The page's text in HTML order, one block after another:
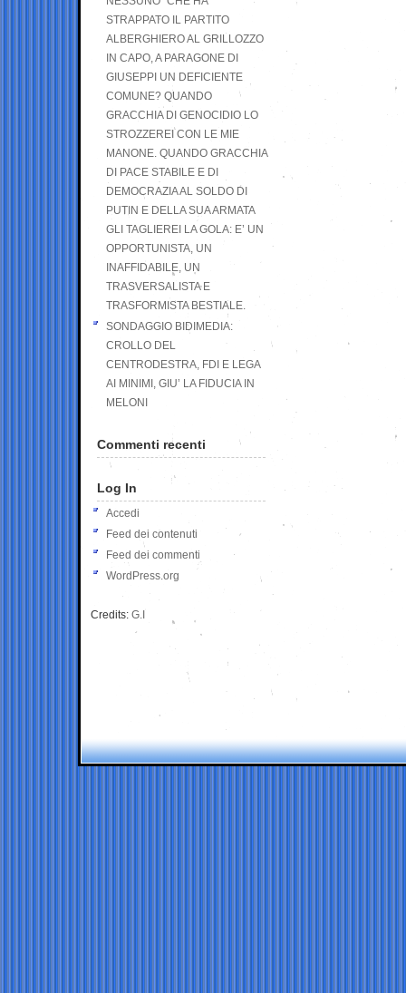
STRAPPATO IL PARTITO
ALBERGHIERO AL GRILLOZZO
IN CAPO, A PARAGONE DI
GIUSEPPI UN DEFICIENTE
COMUNE? QUANDO
GRACCHIA DI GENOCIDIO LO
STROZZEREI CON LE MIE
MANONE. QUANDO GRACCHIA
DI PACE STABILE E DI
DEMOCRAZIA AL SOLDO DI
PUTIN E DELLA SUA ARMATA
GLI TAGLIEREI LA GOLA: E’ UN
OPPORTUNISTA, UN
INAFFIDABILE, UN
TRASVERSALISTA E
TRASFORMISTA BESTIALE.
SONDAGGIO BIDIMEDIA:
CROLLO DEL
CENTRODESTRA, FDI E LEGA
AI MINIMI, GIU’ LA FIDUCIA IN
MELONI
Commenti recenti
Log In
Accedi
Feed dei contenuti
Feed dei commenti
WordPress.org
Credits: G.I